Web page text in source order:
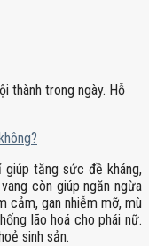
thành trong ngày. Hỗ
tăng sức đề kháng,
còn giúp ngăn ngừa
cảm, gan nhiễm mỡ, mù
lão hoá cho phái nữ.
sinh sản.